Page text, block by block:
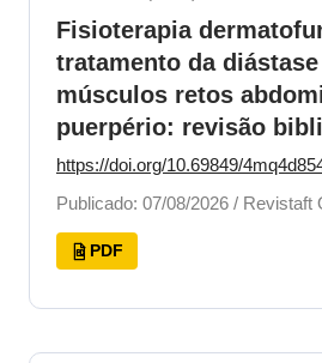
Fisioterapia
tratamento da
músculos retos
puerpério: revisão
https://doi.org/10.69849/
Publicado: 07/08/2026 / Revistaft
PDF